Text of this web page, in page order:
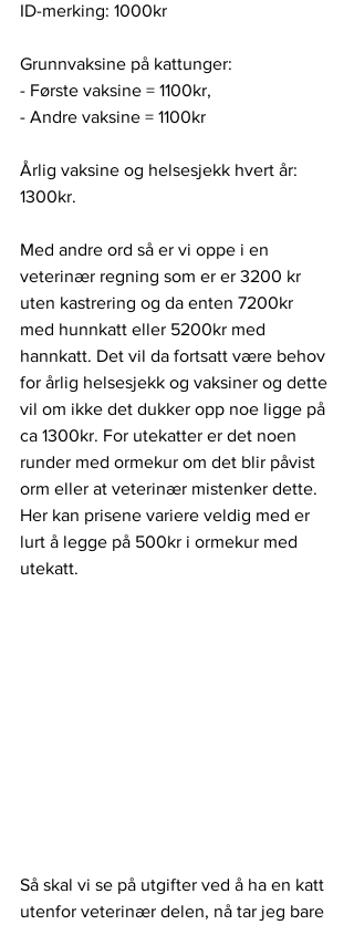
ID-merking: 1000kr
Grunnvaksine på kattunger:
- Første vaksine = 1100kr,
- Andre vaksine = 1100kr
Årlig vaksine og helsesjekk hvert år:
1300kr.
Med andre ord så er vi oppe i en
veterinær regning som er er 3200 kr
uten kastrering og da enten 7200kr
med hunnkatt eller 5200kr med
hannkatt. Det vil da fortsatt være behov
for årlig helsesjekk og vaksiner og dette
vil om ikke det dukker opp noe ligge på
ca 1300kr. For utekatter er det noen
runder med ormekur om det blir påvist
orm eller at veterinær mistenker dette.
Her kan prisene variere veldig med er
lurt å legge på 500kr i ormekur med
utekatt.
Så skal vi se på utgifter ved å ha en katt
utenfor veterinær delen, nå tar jeg bare